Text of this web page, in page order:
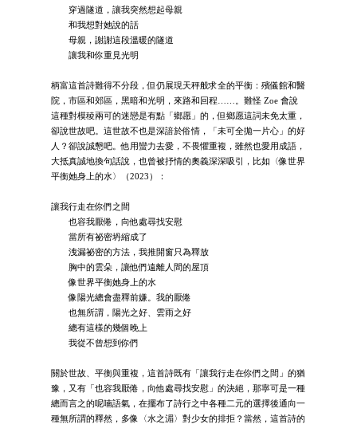
穿過隧道，讓我突然想起母親
和我想對她說的話
母親，謝謝這段溫暖的隧道
讓我和你重見光明
柄富這首詩難得不分段，但仍展現天秤般求全的平衡：殯儀館和醫
院，市區和郊區，黑暗和光明，來路和回程……。難怪 Zoe 會說
這種對模稜兩可的迷戀是有點「鄉愿」的，但鄉愿這詞未免太重，
卻說世故吧。這世故不也是深諳於俗情，「未可全拋一片心」的好
人？卻說誠懇吧。他用蠻力去愛，不畏懼重複，雖然也愛用成語，
大抵真誠地換句話說，也曾被抒情的奧義深深吸引，比如〈像世界
平衡她身上的水〉（2023）：
讓我行走在你們之間
也容我厭倦，向他處尋找安慰
當所有祕密坍縮成了
洩漏祕密的方法，我推開窗只為釋放
胸中的雲朵，讓他們遠離人間的屋頂
像世界平衡她身上的水
像陽光總會盡釋前嫌。我的厭倦
也無所謂，陽光之好、雲雨之好
總有這樣的幾個晚上
我從不曾想到你們
關於世故、平衡與重複，這首詩既有「讓我行走在你們之間」的猶
豫，又有「也容我厭倦，向他處尋找安慰」的決絕，那寧可是一種
總而言之的呢喃語氣，在擺布了詩行之中各種二元的選擇後通向一
種無所謂的釋然，多像〈水之湄〉對少女的排拒？當然，這首詩的